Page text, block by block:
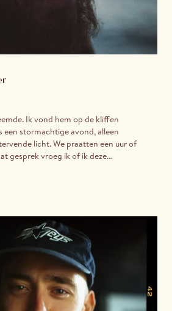
Ik vond hem op de kliffen
een stormachtige avond, alleen
licht. We praatten een uur of
gesprek vroeg ik of ik deze